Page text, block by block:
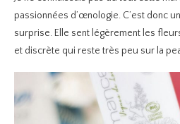
passionnées d’œnologie. C’est donc
surprise. Elle sent légèrement les
et discrète qui reste très peu sur la